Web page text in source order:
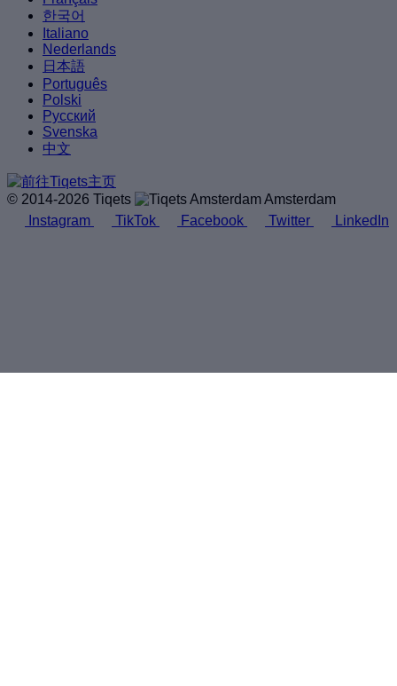
한국어
Italiano
Nederlands
日本語
Português
Polski
Русский
Svenska
中文
© 2014-2026 Tiqets
Amsterdam
Instagram
TikTok Facebook Twitter LinkedIn